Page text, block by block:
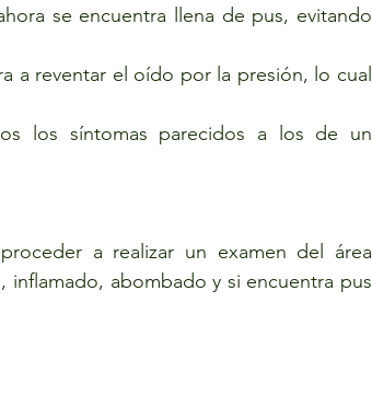
se encuentra llena de pus, evitando
a reventar el oído por la presión, lo cual
los síntomas parecidos a los de un
a realizar un examen del área
inflamado, abombado y si encuentra pus